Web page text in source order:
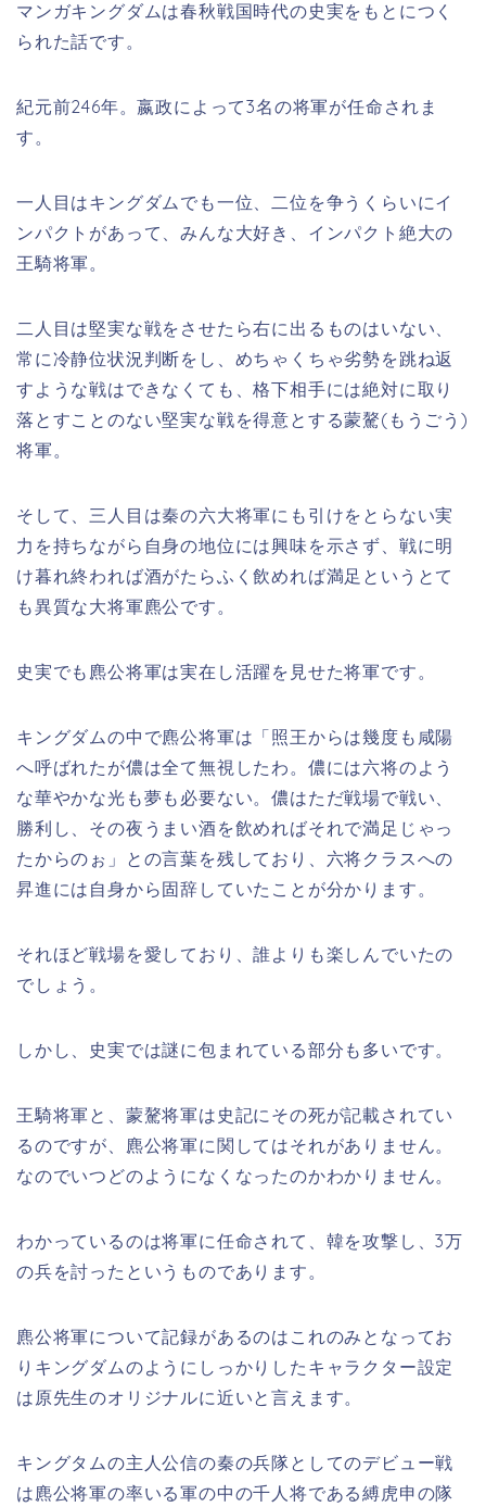
マンガキングダムは春秋戦国時代の史実をもとにつく
られた話です。
紀元前246年。嬴政によって3名の将軍が任命されま
す。
一人目はキングダムでも一位、二位を争うくらいにイ
ンパクトがあって、みんな大好き、インパクト絶大の
王騎将軍。
二人目は堅実な戦をさせたら右に出るものはいない、
常に冷静位状況判断をし、めちゃくちゃ劣勢を跳ね返
すような戦はできなくても、格下相手には絶対に取り
落とすことのない堅実な戦を得意とする蒙驁(もうごう)
将軍。
そして、三人目は秦の六大将軍にも引けをとらない実
力を持ちながら自身の地位には興味を示さず、戦に明
け暮れ終われば酒がたらふく飲めれば満足というとて
も異質な大将軍麃公です。
史実でも麃公将軍は実在し活躍を見せた将軍です。
キングダムの中で麃公将軍は「照王からは幾度も咸陽
へ呼ばれたが儂は全て無視したわ。儂には六将のよう
な華やかな光も夢も必要ない。儂はただ戦場で戦い、
勝利し、その夜うまい酒を飲めればそれで満足じゃっ
たからのぉ」との言葉を残しており、六将クラスへの
昇進には自身から固辞していたことが分かります。
それほど戦場を愛しており、誰よりも楽しんでいたの
でしょう。
しかし、史実では謎に包まれている部分も多いです。
王騎将軍と、蒙驁将軍は史記にその死が記載されてい
るのですが、麃公将軍に関してはそれがありません。
なのでいつどのようになくなったのかわかりません。
わかっているのは将軍に任命されて、韓を攻撃し、3万
の兵を討ったというものであります。
麃公将軍について記録があるのはこれのみとなってお
りキングダムのようにしっかりしたキャラクター設定
は原先生のオリジナルに近いと言えます。
キングタムの主人公信の秦の兵隊としてのデビュー戦
は麃公将軍の率いる軍の中の千人将である縛虎申の隊